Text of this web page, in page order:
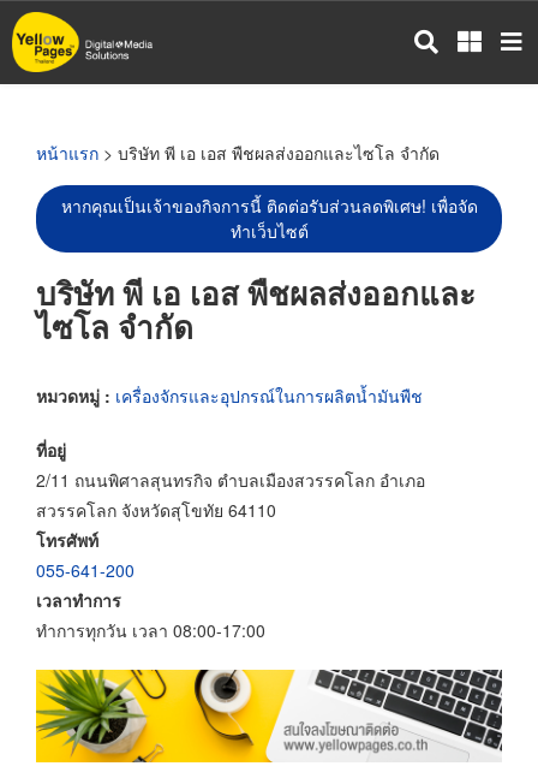
ข้าม
ไป
หน้าแรก > บริษัท พี เอ เอส พืชผลส่งออกและไซโล จำกัด
หากคุณเป็นเจ้าของกิจการนี้ ติดต่อรับส่วนลดพิเศษ! เพื่อจัด
ทำเว็บไซต์
บริษัท พี เอ เอส พืชผลส่งออกและ
ไซโล จำกัด
หมวดหมู่ : เครื่องจักรและอุปกรณ์ในการผลิตน้ำมันพืช
ที่อยู่
2/11 ถนนพิศาลสุนทรกิจ ตำบลเมืองสวรรคโลก อำเภอ
สวรรคโลก จังหวัดสุโขทัย 64110
โทรศัพท์
055-641-200
เวลาทำการ
ทำการทุกวัน เวลา 08:00-17:00